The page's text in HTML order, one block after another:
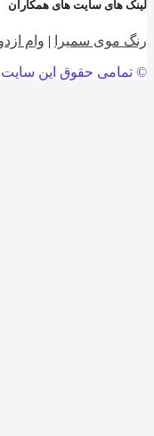
های سایت های همکاران
موی سمیرا|وام ازدواج |
حقوق این سایت